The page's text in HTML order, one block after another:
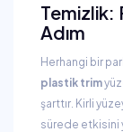
Temizlik:
Adım
Herhangi bir
plastik trim
şarttır. Kirli
sürede etkisini